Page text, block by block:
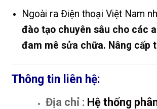
Ngoài ra Điện thoại Việt Nam
đào tạo chuyên sâu cho các
đam mê sửa chữa. Nâng cấp
Thông tin liên hệ:
Địa chỉ : Hệ thống